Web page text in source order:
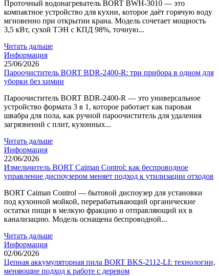
Проточный водонагреватель BORT BWH-3010 — это
компактное устройство для кухни, которое даёт горячую воду
мгновенно при открытии крана. Модель сочетает мощность
3,5 кВт, сухой ТЭН с КПД 98%, точную...
Читать дальше
Информация
25/06/2026
Пароочиститель BORT BDR-2400-R: три прибора в одном для
уборки без химии
Пароочиститель BORT BDR-2400-R — это универсальное
устройство формата 3 в 1, которое работает как паровая
швабра для пола, как ручной пароочиститель для удаления
загрязнений с плит, кухонных...
Читать дальше
Информация
22/06/2026
Измельчитель BORT Caiman Control: как беспроводное
управление диспоузером меняет подход к утилизации отходов
BORT Caiman Control — бытовой диспоузер для установки
под кухонной мойкой, перерабатывающий органические
остатки пищи в мелкую фракцию и отправляющий их в
канализацию. Модель оснащена беспроводной...
Читать дальше
Информация
02/06/2026
Цепная аккумуляторная пила BORT BKS-2112-LI: технологии,
меняющие подход к работе с деревом